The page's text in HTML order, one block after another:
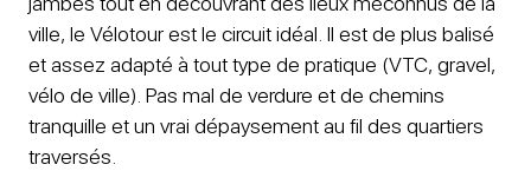
ville, le Vélotour est le circuit idéal. Il est de plus balisé
et assez adapté à tout type de pratique (VTC, gravel,
vélo de ville). Pas mal de verdure et de chemins
tranquille et un vrai dépaysement au fil des quartiers
traversés.